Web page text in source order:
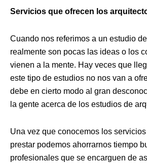
Servicios que ofrecen los
Cuando nos referimos a un estudio
realmente son pocas las ideas o los
vienen a la mente. Hay veces que
este tipo de estudios no nos van a
debe en cierto modo al gran
la gente acerca de los estudios de
Una vez que conocemos los
prestar podemos ahorrarnos tiempo
profesionales que se encarguen de